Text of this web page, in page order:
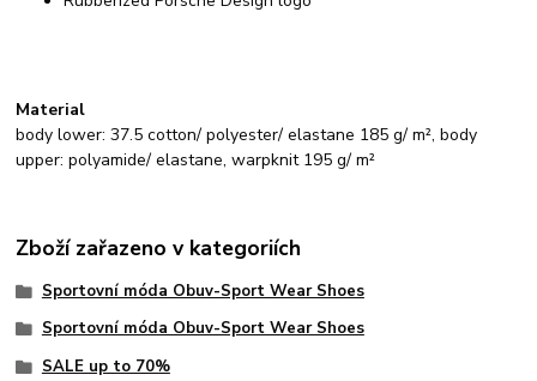
Material
body lower: 37.5 cotton/ polyester/ elastane 185 g/ m², body
upper: polyamide/ elastane, warpknit 195 g/ m²
Zboží zařazeno v kategoriích
Sportovní móda Obuv-Sport Wear Shoes
Sportovní móda Obuv-Sport Wear Shoes
SALE up to 70%